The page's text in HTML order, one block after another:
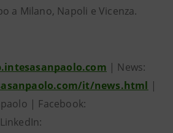
a Milano, Napoli e Vicenza.
| News:
it/news.html |
| Facebook: